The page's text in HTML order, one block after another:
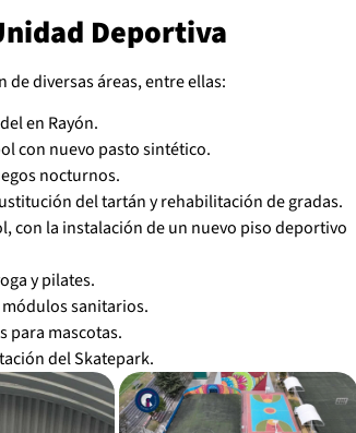
Deportiva
diversas áreas, entre ellas:
en Rayón.
con nuevo pasto sintético.
nocturnos.
del tartán y rehabilitación de gradas.
con la instalación de un nuevo piso deportivo
y pilates.
sanitarios.
para mascotas.
del Skatepark.